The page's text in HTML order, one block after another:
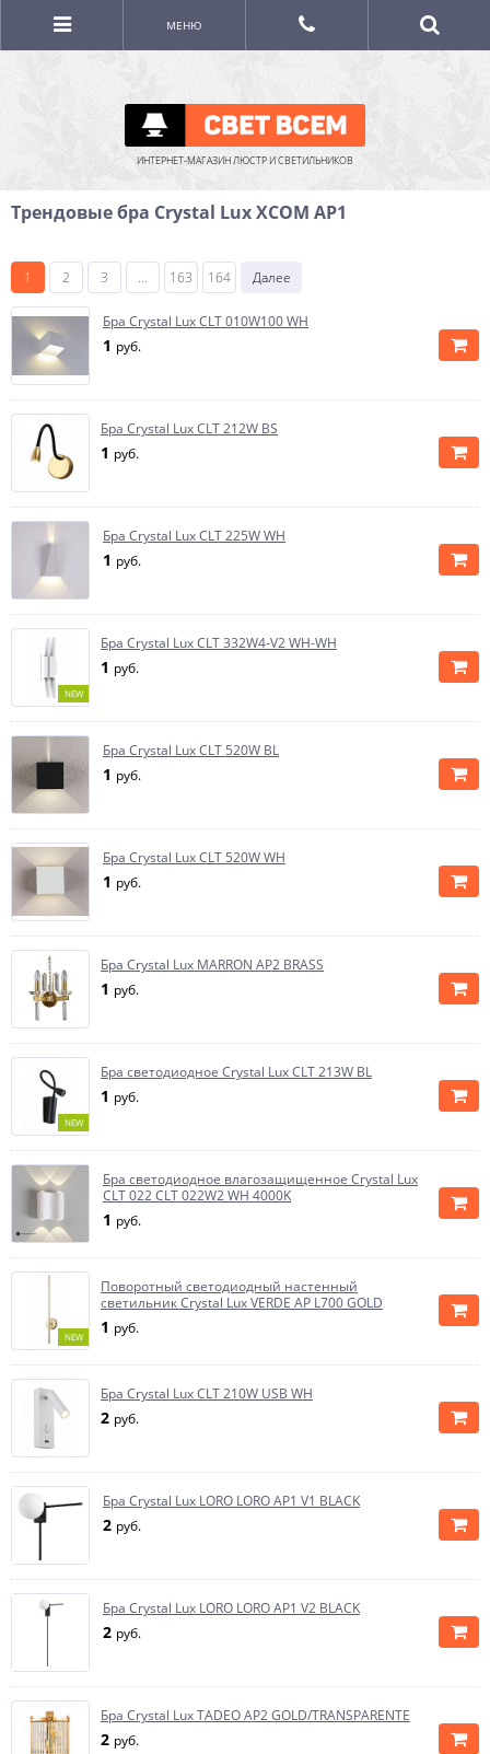
ИНТЕРНЕТ-МАГАЗИН ЛЮСТР И СВЕТИЛЬНИКОВ
МЕНЮ
Трендовые бра Crystal Lux XCOM AP1
1 2 3 ... 163 164 Далее
Бра Crystal Lux CLT 010W100 WH
1 руб.
Бра Crystal Lux CLT 212W BS
1 руб.
Бра Crystal Lux CLT 225W WH
1 руб.
NEW
Бра Crystal Lux CLT 332W4-V2 WH-WH
1 руб.
Бра Crystal Lux CLT 520W BL
1 руб.
Бра Crystal Lux CLT 520W WH
1 руб.
Бра Crystal Lux MARRON AP2 BRASS
1 руб.
NEW
Бра светодиодное Crystal Lux CLT 213W BL
1 руб.
Бра светодиодное влагозащищенное Crystal Lux
CLT 022 CLT 022W2 WH 4000K
1 руб.
NEW
Поворотный светодиодный настенный
светильник Crystal Lux VERDE AP L700 GOLD
1 руб.
Бра Crystal Lux CLT 210W USB WH
2 руб.
Бра Crystal Lux LORO LORO AP1 V1 BLACK
2 руб.
Бра Crystal Lux LORO LORO AP1 V2 BLACK
2 руб.
Бра Crystal Lux TADEO AP2 GOLD/TRANSPARENTE
2 руб.